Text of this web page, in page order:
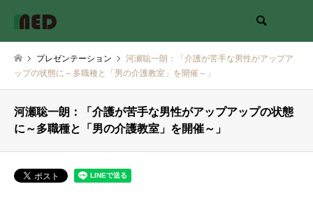
プレゼンテーション
河瀬聡一朗：「介護が苦手な男性がアップア
ップの状態に～多職種と「男の介護教室」を開催～」
河瀬聡一朗：「介護が苦手な男性がアップアップの状態
に～多職種と「男の介護教室」を開催～」